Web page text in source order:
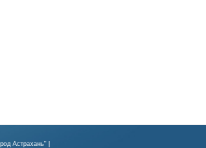
Астрахань" |